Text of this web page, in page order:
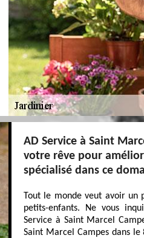
AD Service à Saint
votre rêve pour
spécialisé dans ce
Tout le monde veut avoir un
petits-enfants. Ne vous
Service à Saint Marcel
Saint Marcel Campes dans